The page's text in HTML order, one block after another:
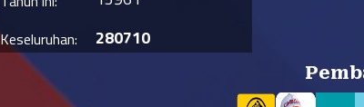
Keseluruhan: 280710